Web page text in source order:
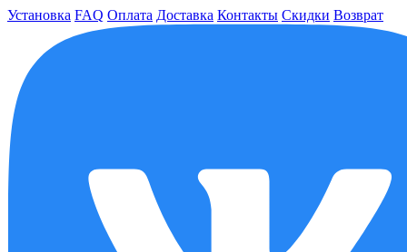
Установка FAQ Оплата Доставка Контакты Скидки Возврат